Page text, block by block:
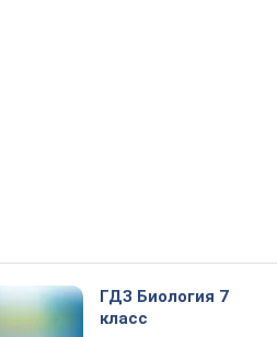
ГДЗ Биология 7
класс